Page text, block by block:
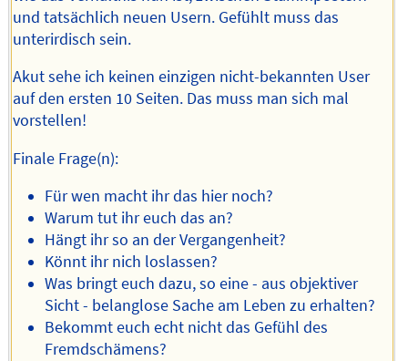
und tatsächlich neuen Usern. Gefühlt muss das
unterirdisch sein.
Akut sehe ich keinen einzigen nicht-bekannten User
auf den ersten 10 Seiten. Das muss man sich mal
vorstellen!
Finale Frage(n):
Für wen macht ihr das hier noch?
Warum tut ihr euch das an?
Hängt ihr so an der Vergangenheit?
Könnt ihr nich loslassen?
Was bringt euch dazu, so eine - aus objektiver
Sicht - belanglose Sache am Leben zu erhalten?
Bekommt euch echt nicht das Gefühl des
Fremdschämens?